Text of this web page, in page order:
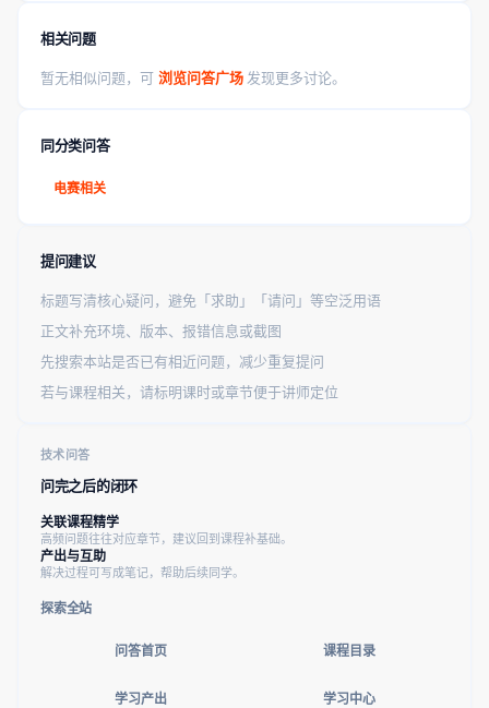
相关问题
暂无相似问题，可 浏览问答广场 发现更多讨论。
同分类问答
电赛相关
提问建议
标题写清核心疑问，避免「求助」「请问」等空泛用语
正文补充环境、版本、报错信息或截图
先搜索本站是否已有相近问题，减少重复提问
若与课程相关，请标明课时或章节便于讲师定位
技术问答
问完之后的闭环
关联课程精学
高频问题往往对应章节，建议回到课程补基础。
产出与互助
解决过程可写成笔记，帮助后续同学。
探索全站
问答首页 课程目录
学习产出 学习中心